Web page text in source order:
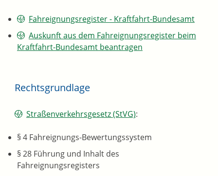
Fahreignungsregister - Kraftfahrt-Bundesamt
Auskunft aus dem Fahreignungsregister beim
Kraftfahrt-Bundesamt beantragen
Rechtsgrundlage
Straßenverkehrsgesetz (StVG):
§ 4 Fahreignungs-Bewertungssystem
§ 28 Führung und Inhalt des
Fahreignungsregisters